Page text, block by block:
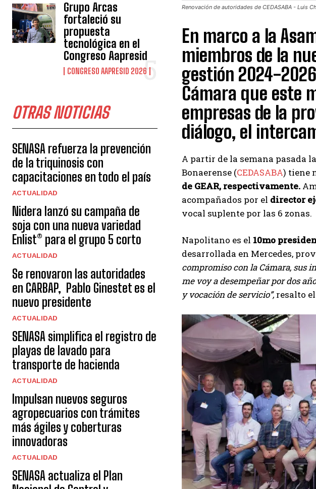
Leí y acepto laPolítica
Grupo Arcas
fortaleció su
propuesta
tecnológica en el
Congreso Aapresid
CONGRESO AAPRESID 2026
OTRAS NOTICIAS
SENASA refuerza la prevención
de la triquinosis con
capacitaciones en todo el país
ACTUALIDAD
Nidera lanzó su campaña de
soja con una nueva variedad
Enlist® para el grupo 5 corto
ACTUALIDAD
Se renovaron las autoridades
en CARBAP, Pablo Ginestet es el
nuevo presidente
ACTUALIDAD
SENASA simplifica el registro de
playas de lavado para
transporte de hacienda
ACTUALIDAD
Impulsan nuevos seguros
agropecuarios con trámites
más ágiles y coberturas
innovadoras
ACTUALIDAD
SENASA actualiza el Plan
Renovación de autoridades de CEDASABA - Luis
En marco a la
miembros de la
gestión 2024-
Cámara que este
empresas de la
diálogo, el
A partir de la semana pasada
Bonaerense (CEDASABA) tiene
de GEAR, respectivamente.
acompañados por el director
vocal suplente por las 6 zonas.
Napolitano es el 10mo
desarrollada en Mercedes,
compromiso con la Cámara, sus
me voy a desempeñar por dos
y vocación de servicio”, resalto